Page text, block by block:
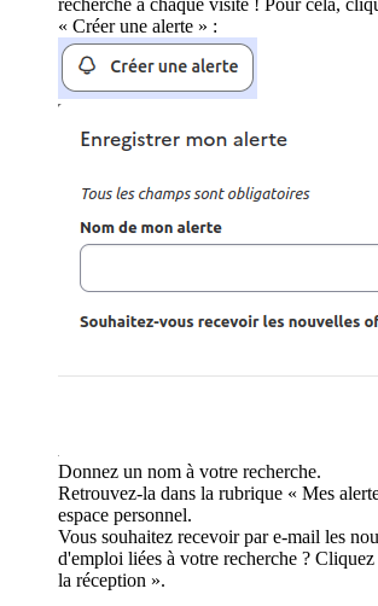
recherche à chaque visite ! Pour cela,
« Créer une alerte » :
Donnez un nom à votre recherche.
Retrouvez-la dans la rubrique « Mes
espace personnel.
Vous souhaitez recevoir par e-mail les
d'emploi liées à votre recherche ?
la réception ».